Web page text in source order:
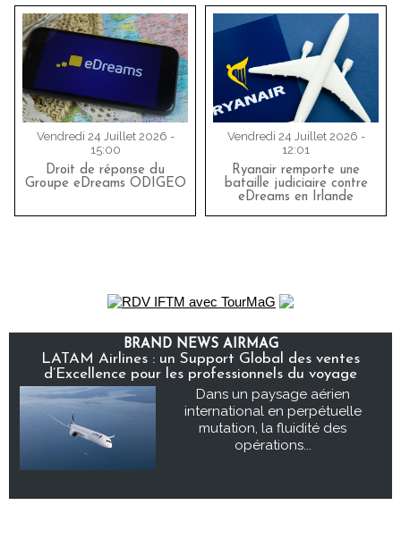
Vendredi 24 Juillet 2026 -
15:00
Droit de réponse du
Groupe eDreams ODIGEO
Vendredi 24 Juillet 2026 -
12:01
Ryanair remporte une
bataille judiciaire contre
eDreams en Irlande
BRAND NEWS AIRMAG
LATAM Airlines : un Support Global des ventes
d’Excellence pour les professionnels du voyage
Dans un paysage aérien
international en perpétuelle
mutation, la fluidité des
opérations...